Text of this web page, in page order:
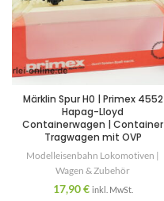
Märklin Spur H0 | Primex 4552
Hapag-Lloyd
Containerwagen | Container
Tragwagen mit OVP
Modelleisenbahn Lokomotiven |
Wagen & Zubehör
17,90€ inkl. MwSt.